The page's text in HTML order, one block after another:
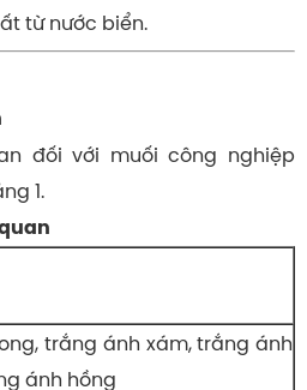
từ nước biển.
đối với muối công nghiệp
1.
trắng ánh xám, trắng ánh
ánh hồng